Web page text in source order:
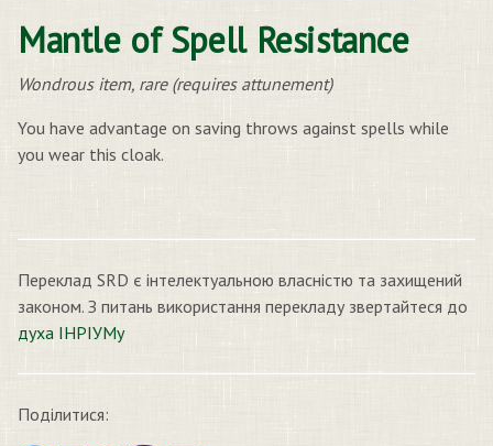
Mantle of Spell Resistance
Wondrous item, rare (requires attunement)
You have advantage on saving throws against spells while
you wear this cloak.
Переклад SRD є інтелектуальною власністю та захищений
законом. З питань використання перекладу звертайтеся до
духа ІНРІУМу
Поділитися: